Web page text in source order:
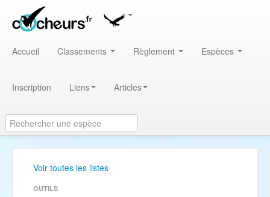
Accueil Classements Règlement Espèces
Inscription Liens Articles
Voir toutes les listes
OUTILS